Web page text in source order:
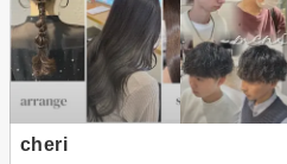
cheri